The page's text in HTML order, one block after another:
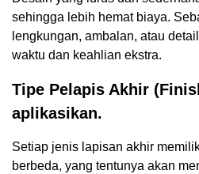
sehingga lebih hemat biaya.
lengkungan, ambalan, atau
waktu dan keahlian ekstra.
Tipe Pelapis Akhir
aplikasikan.
Setiap jenis lapisan akhir
berbeda, yang tentunya akan